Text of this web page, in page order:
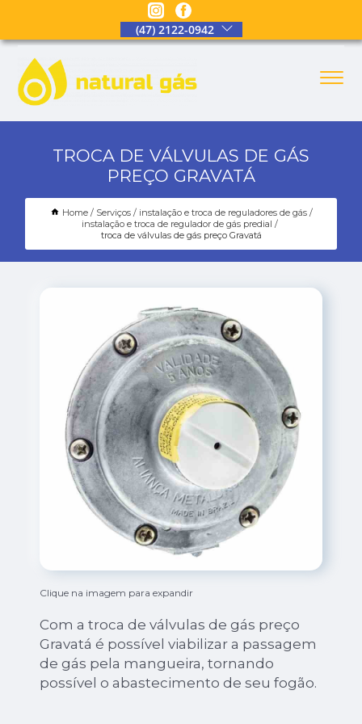
(47) 2122-0942
TROCA DE VÁLVULAS DE GÁS
PREÇO GRAVATÁ
Home Serviços
instalação e troca de reguladores de gás
instalação e troca de regulador de gás predial
troca de válvulas de gás preço Gravatá
Clique na imagem para expandir
Com a troca de válvulas de gás preço
Gravatá é possível viabilizar a passagem
de gás pela mangueira, tornando
possível o abastecimento de seu fogão.